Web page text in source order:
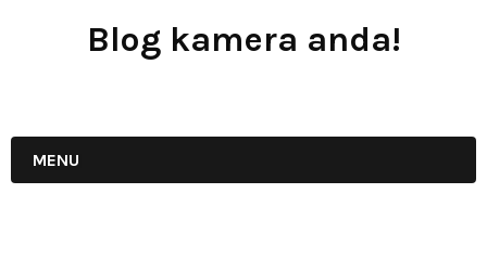
Blog kamera anda!
MENU